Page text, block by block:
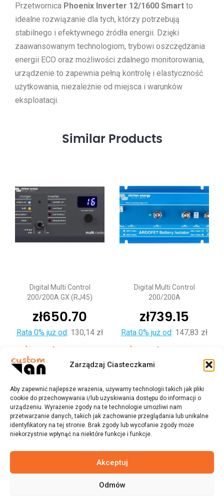
Zarządzaj Ciasteczkami
Aby zapewnić najlepsze wrażenia, używamy technologii takich jak pliki
cookie do przechowywania i/lub uzyskiwania dostępu do informacji o
urządzeniu. Wyrażenie zgody na te technologie umożliwi nam
przetwarzanie danych, takich jak zachowanie przeglądania lub unikalne
identyfikatory na tej stronie. Brak zgody lub wycofanie zgody może
niekorzystnie wpłynąć na niektóre funkcje i funkcje.
Akceptuj
Odmów
Przetwornica Phoenix Inverter 12/1600 Smart to
idealne rozwiązanie dla tych, którzy potrzebują
stabilnego i efektywnego źródła energii. Dzięki
zaawansowanym technologiom, trybowi oszczędzania
energii ECO oraz możliwości zdalnego monitorowania,
urządzenie to zapewnia pełną kontrolę i elastyczność
użytkowania, niezależnie od miejsca i warunków
eksploatacji.
Similar Products
Digital Multi Control
200/200A GX (RJ45)
zł650.70
Rata 0% już od: 130,14 zł
Digital Multi Control
200/200A
zł739.15
Rata 0% już od: 147,83 zł